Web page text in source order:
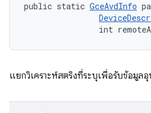
public static GceAvdInfo
int
แยกวิเคราะห์สตริงที่ระบุเพื่อรับข้อมูล